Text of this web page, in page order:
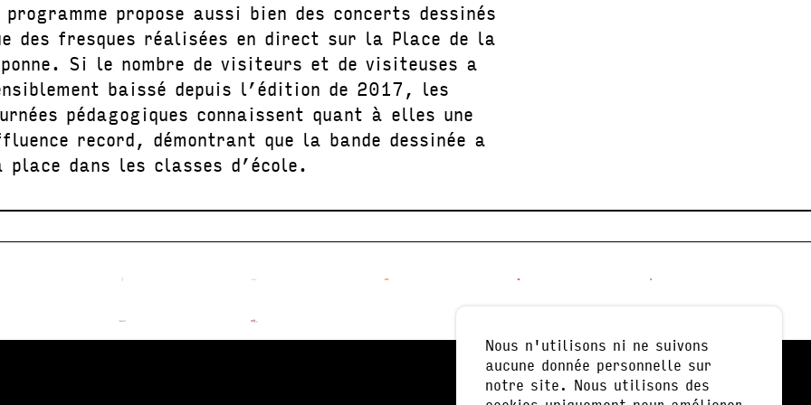
propose aussi bien des concerts dessinés
des fresques réalisées en direct sur la Place de la
Si le nombre de visiteurs et de visiteuses a
baissé depuis l’édition de 2017, les
pédagogiques connaissent quant à elles une
record, démontrant que la bande dessinée a
place dans les classes d’école.
Nous n'utilisons ni ne suivons
aucune donnée personnelle sur
notre site. Nous utilisons des